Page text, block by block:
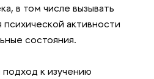
в том числе вызывать
активности
состояния.
к изучению